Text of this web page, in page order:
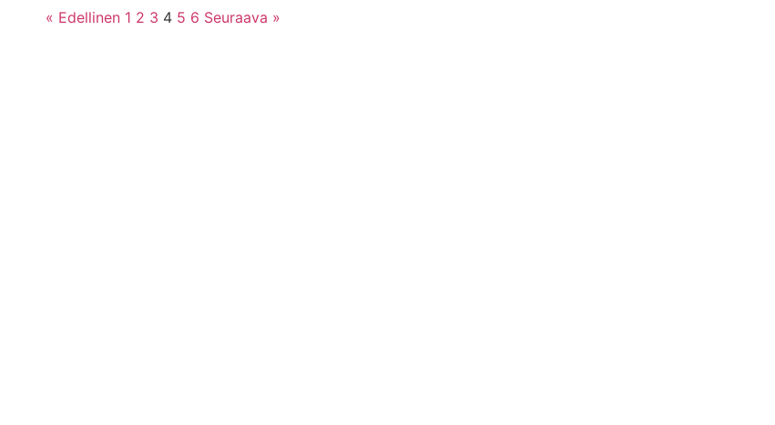
« Edellinen 1 2 3 4 5 6 Seuraava »